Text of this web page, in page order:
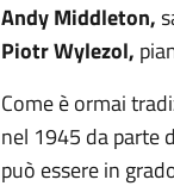
Andy Middleton,
Piotr Wylezol,
Come è ormai
nel 1945 da parte
può essere in